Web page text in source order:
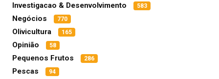
Investigacao & Desenvolvimento 583
Negócios 770
Olivicultura 165
Opinião 58
Pequenos Frutos 286
Pescas 94